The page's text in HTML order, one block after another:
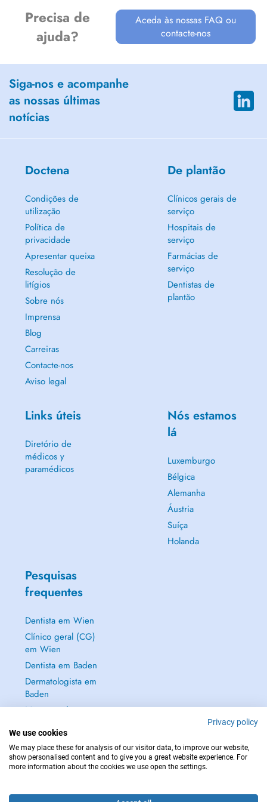
Precisa de
ajuda?
Aceda às nossas FAQ ou
contacte-nos
Siga-nos e acompanhe
as nossas últimas
notícias
Doctena
Condições de
utilização
Política de
privacidade
Apresentar queixa
Resolução de
litígios
Sobre nós
Imprensa
Blog
Carreiras
Contacte-nos
Aviso legal
De plantão
Clínicos gerais de
serviço
Hospitais de
serviço
Farmácias de
serviço
Dentistas de
plantão
Links úteis
Diretório de
médicos y
paramédicos
Nós estamos
lá
Luxemburgo
Bélgica
Alemanha
Áustria
Suíça
Holanda
Pesquisas
frequentes
Dentista em Wien
Clínico geral (CG)
em Wien
Dentista em Baden
Dermatologista em
Baden
Mostrar tudo →
EM CASO DE EMERGÊNCIA, CONTACTE : 112
Privacy policy
We use cookies
We may place these for analysis of our visitor data, to improve our website,
show personalised content and to give you a great website experience. For
more information about the cookies we use open the settings.